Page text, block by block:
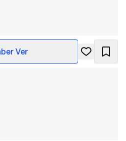
Ver